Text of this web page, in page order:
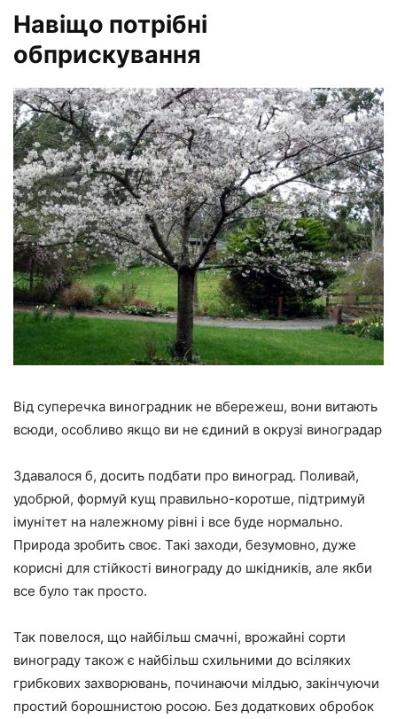
Навіщо потрібні
обприскування
Від суперечка виноградник не вбережеш, вони витають
всюди, особливо якщо ви не єдиний в окрузі виноградар
Здавалося б, досить подбати про виноград. Поливай,
удобрюй, формуй кущ правильно-коротше, підтримуй
імунітет на належному рівні і все буде нормально.
Природа зробить своє. Такі заходи, безумовно, дуже
корисні для стійкості винограду до шкідників, але якби
все було так просто.
Так повелося, що найбільш смачні, врожайні сорти
винограду також є найбільш схильними до всіляких
грибкових захворювань, починаючи мілдью, закінчуючи
простий борошнистою росою. Без додаткових обробок